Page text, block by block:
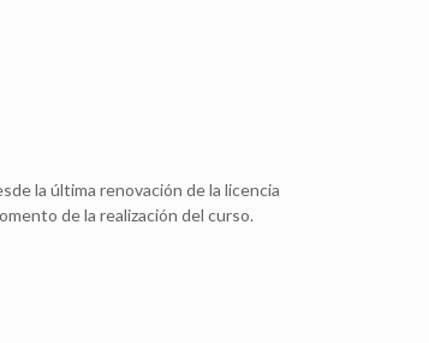
la última renovación de la licencia
de la realización del curso.